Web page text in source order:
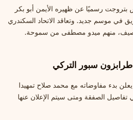
رسميًا عن ظهيره الأيمن أبو بكر
في موسم جديد. وتعاقد الاتحاد السكندري
الصيف، منهم ميدو مصطفى من سموحة.
سبور التركي
بدء مفاوضاته مع محمد صلاح تمهيدا
الصفقة ومتى سيتم الإعلان عنها